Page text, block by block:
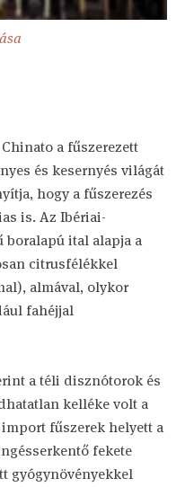
a fűszerezett
és kesernyés világát
hogy a fűszerezés
is. Az Ibériai-
boralapú ital alapja a
citrusfélékkel
almával, olykor
fahéjjal
a téli disznótorok és
kelléke volt a
fűszerek helyett a
fekete
gyógynövényekkel